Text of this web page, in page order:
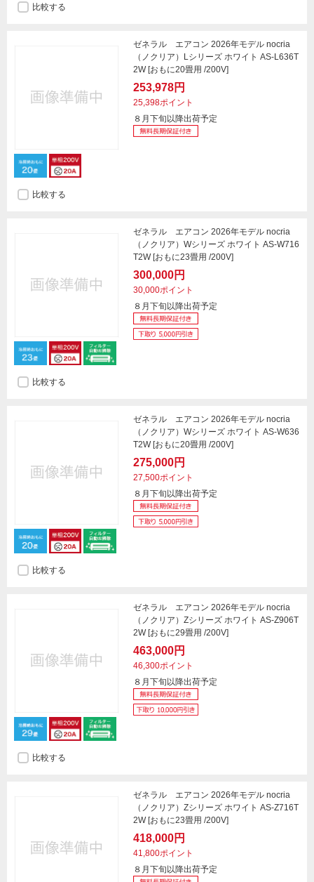
比較する
ゼネラル エアコン 2026年モデル nocria
（ノクリア）Lシリーズ ホワイト AS-L636T
2W [おもに20畳用 /200V]
253,978円
25,398ポイント
８月下旬以降出荷予定
比較する
ゼネラル エアコン 2026年モデル nocria
（ノクリア）Wシリーズ ホワイト AS-W716
T2W [おもに23畳用 /200V]
300,000円
30,000ポイント
８月下旬以降出荷予定
比較する
ゼネラル エアコン 2026年モデル nocria
（ノクリア）Wシリーズ ホワイト AS-W636
T2W [おもに20畳用 /200V]
275,000円
27,500ポイント
８月下旬以降出荷予定
比較する
ゼネラル エアコン 2026年モデル nocria
（ノクリア）Zシリーズ ホワイト AS-Z906T
2W [おもに29畳用 /200V]
463,000円
46,300ポイント
８月下旬以降出荷予定
比較する
ゼネラル エアコン 2026年モデル nocria
（ノクリア）Zシリーズ ホワイト AS-Z716T
2W [おもに23畳用 /200V]
418,000円
41,800ポイント
８月下旬以降出荷予定